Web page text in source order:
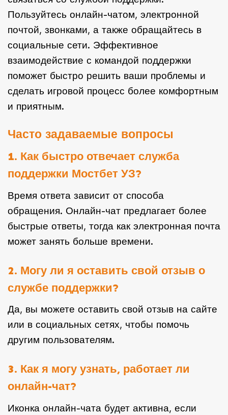
Пользуйтесь онлайн-чатом, электронной
почтой, звонками, а также обращайтесь в
социальные сети. Эффективное
взаимодействие с командой поддержки
поможет быстро решить ваши проблемы и
сделать игровой процесс более комфортным
и приятным.
Часто задаваемые вопросы
1. Как быстро отвечает служба
поддержки Мостбет УЗ?
Время ответа зависит от способа
обращения. Онлайн-чат предлагает более
быстрые ответы, тогда как электронная почта
может занять больше времени.
2. Могу ли я оставить свой отзыв о
службе поддержки?
Да, вы можете оставить свой отзыв на сайте
или в социальных сетях, чтобы помочь
другим пользователям.
3. Как я могу узнать, работает ли
онлайн-чат?
Иконка онлайн-чата будет активна, если